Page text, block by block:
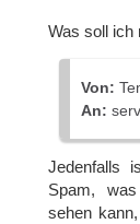
Was soll ich
Von:
An:
Jedenfalls
Spam,
sehen